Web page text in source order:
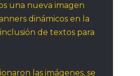
una nueva imagen
dinámicos en la
de textos para
las imágenes, se